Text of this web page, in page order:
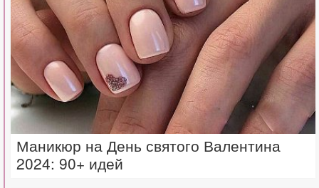
Маникюр на День святого Валентина
2024: 90+ идей